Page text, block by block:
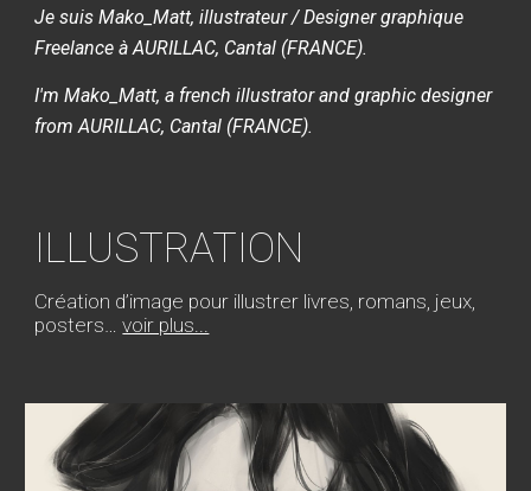
Je suis Mako_Matt, illustrateur / Designer graphique
Freelance à AURILLAC, Cantal (FRANCE).
I'm Mako_Matt, a french illustrator and graphic designer
from AURILLAC, Cantal (FRANCE).
ILLUSTRATION
Création d’image pour illustrer livres, romans, jeux,
posters…voir plus...